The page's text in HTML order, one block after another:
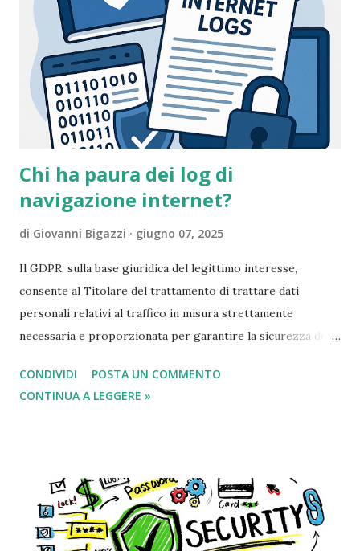
Chi ha paura dei log di
navigazione internet?
di Giovanni Bigazzi giugno 07, 2025
Il GDPR, sulla base giuridica del legittimo interesse,
consente al Titolare del trattamento di trattare dati
personali relativi al traffico in misura strettamente
necessaria e proporzionata per garantire la sicurezza delle
prevenzione delle frodi (Considerando 47). In questo
contesto, è possibile conservare all’interno di apparati
dettagli tecnici, tali log sono strumenti fondamentali per i
tecnici informatici, ad esempio per ricostruire la dinamica
di un attacco informatico oppure come strumento forense
CONDIVIDI
POSTA UN COMMENTO
CONTINUA A LEGGERE »